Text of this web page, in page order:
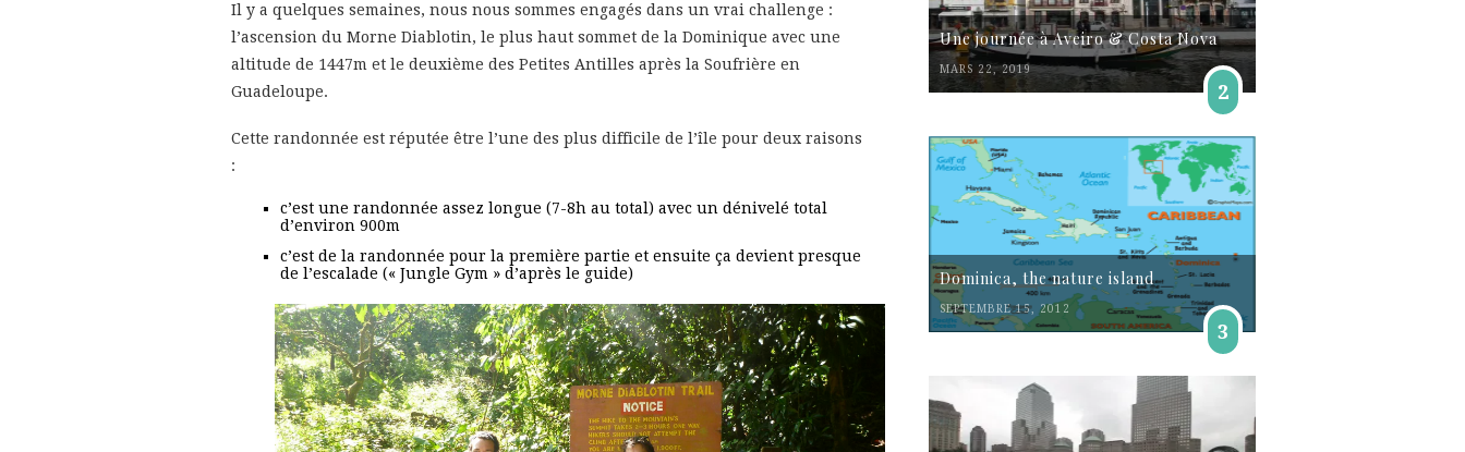
Il y a quelques semaines, nous nous sommes engagés dans un vrai challenge :
l’ascension du Morne Diablotin, le plus haut sommet de la Dominique avec une
altitude de 1447m et le deuxième des Petites Antilles après la Soufrière en
Guadeloupe.
Cette randonnée est réputée être l’une des plus difficile de l’île pour deux raisons
:
c’est une randonnée assez longue (7-8h au total) avec un dénivelé total
d’environ 900m
c’est de la randonnée pour la première partie et ensuite ça devient presque
de l’escalade (« Jungle Gym » d’après le guide)
Une journée à Aveiro & Costa Nova
MARS 22, 2019
2
Dominica, the nature island
SEPTEMBRE 15, 2012
3